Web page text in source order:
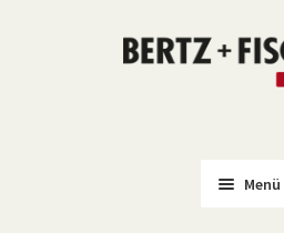
Zur
Zum
Menü